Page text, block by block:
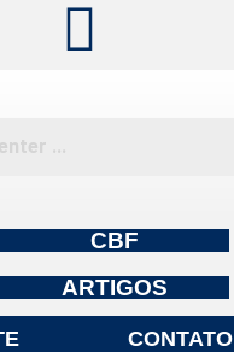
CBF
ARTIGOS
CONTATO